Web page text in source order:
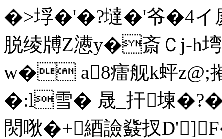
�>垺�'�?墶�'爷�4イ
脱绫牔Z懑y�斎Ｃj-h塆
w� a8癗舰k蚲z@;
�:l雪� 晟_扞堜
焛唙�+綇譣鼗扠